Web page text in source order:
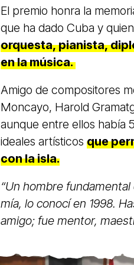
El premio honra la
que ha dado Cuba y
orquesta, pianista,
en la música.
Amigo de compositores
Moncayo, Harold
aunque entre ellos había
ideales artísticos que
con la isla.
“Un hombre
mía, lo conocí en 1998.
amigo; fue mentor,